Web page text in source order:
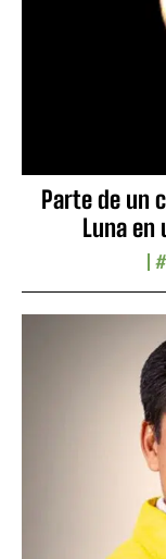
Parte de un
Luna